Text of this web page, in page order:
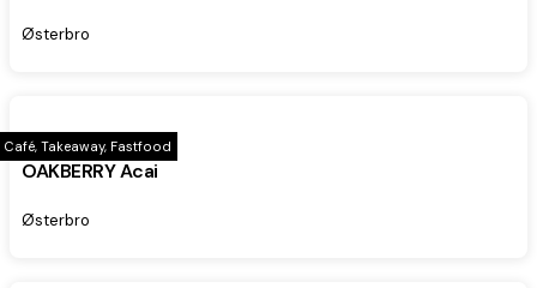
Østerbro
Café, Takeaway, Fastfood
OAKBERRY Acai
Østerbro